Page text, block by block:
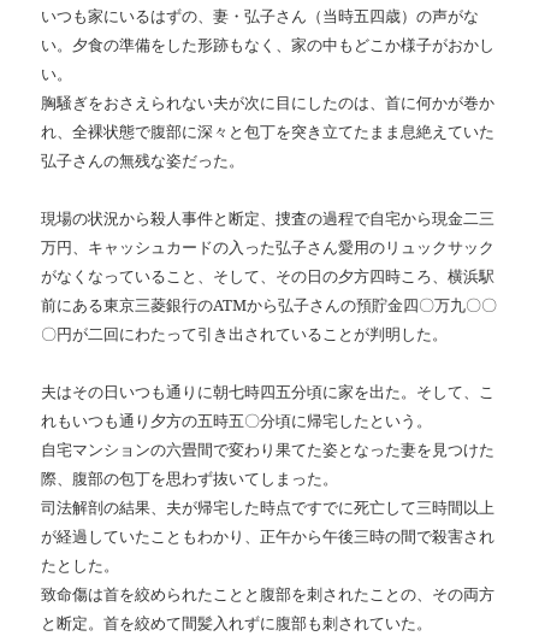
いつも家にいるはずの、妻・弘子さん（当時五四歳）の声がな
い。夕食の準備をした形跡もなく、家の中もどこか様子がおかし
い。
胸騒ぎをおさえられない夫が次に目にしたのは、首に何かが巻か
れ、全裸状態で腹部に深々と包丁を突き立てたまま息絶えていた
弘子さんの無残な姿だった。
現場の状況から殺人事件と断定、捜査の過程で自宅から現金二三
万円、キャッシュカードの入った弘子さん愛用のリュックサック
がなくなっていること、そして、その日の夕方四時ころ、横浜駅
前にある東京三菱銀行のATMから弘子さんの預貯金四〇万九〇〇
〇円が二回にわたって引き出されていることが判明した。
夫はその日いつも通りに朝七時四五分頃に家を出た。そして、こ
れもいつも通り夕方の五時五〇分頃に帰宅したという。
自宅マンションの六畳間で変わり果てた姿となった妻を見つけた
際、腹部の包丁を思わず抜いてしまった。
司法解剖の結果、夫が帰宅した時点ですでに死亡して三時間以上
が経過していたこともわかり、正午から午後三時の間で殺害され
たとした。
致命傷は首を絞められたことと腹部を刺されたことの、その両方
と断定。首を絞めて間髪入れずに腹部も刺されていた。